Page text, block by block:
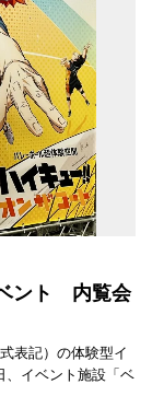
ント 内覧会
表記）の体験型イ
、イベント施設「ベ